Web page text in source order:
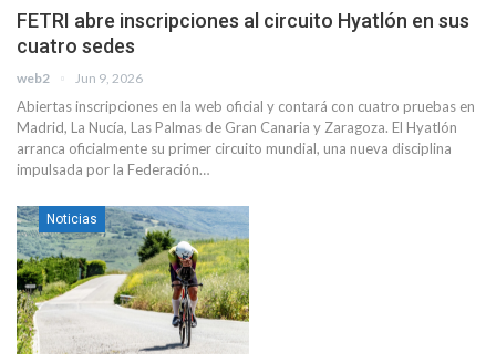
FETRI abre inscripciones al circuito Hyatlón en sus
cuatro sedes
web2 Jun 9, 2026
Abiertas inscripciones en la web oficial y contará con cuatro pruebas en
Madrid, La Nucía, Las Palmas de Gran Canaria y Zaragoza. El Hyatlón
arranca oficialmente su primer circuito mundial, una nueva disciplina
impulsada por la Federación…
Noticias